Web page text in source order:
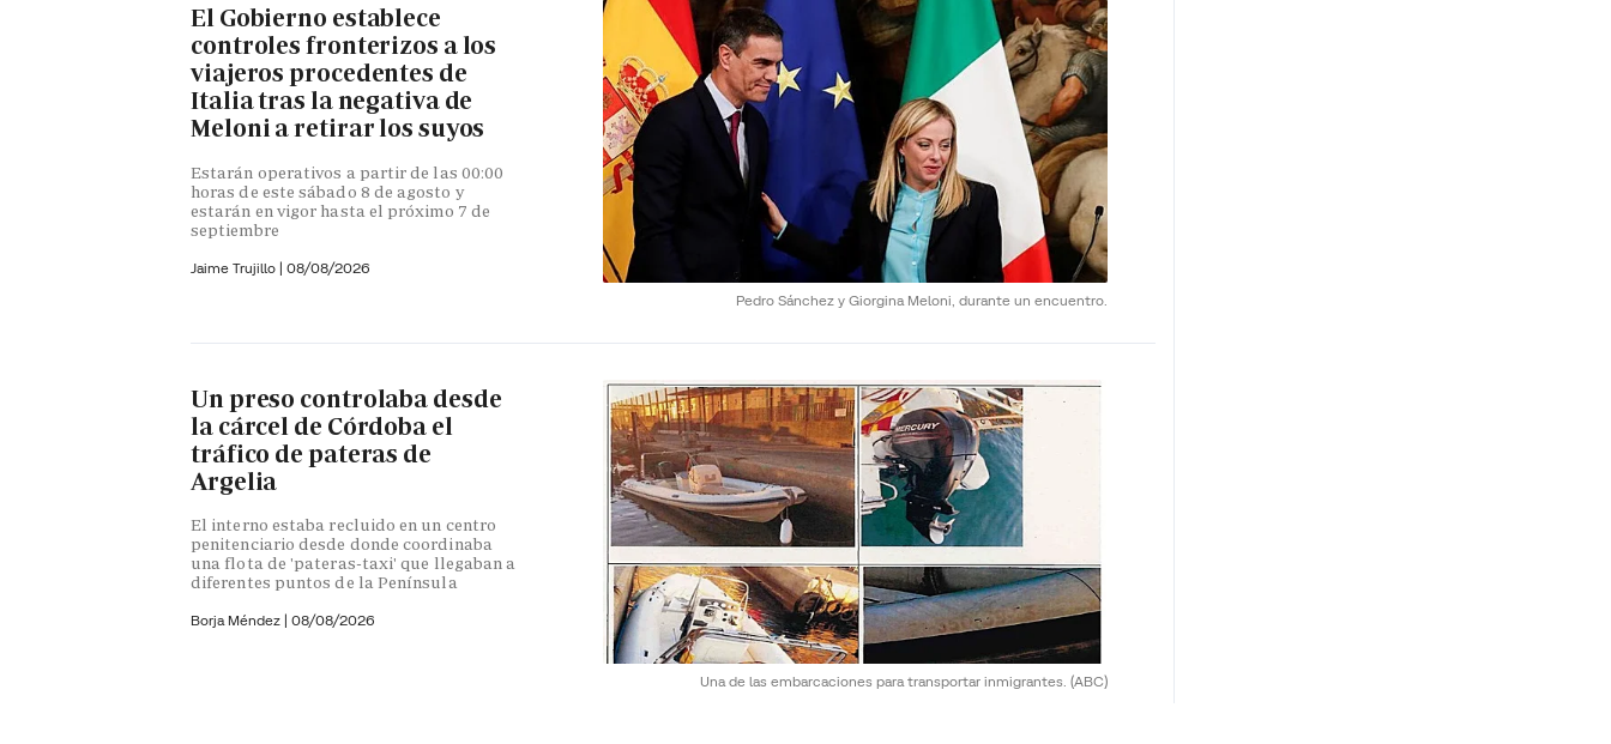
Pedro Sánchez y Giorgina Meloni, durante un encuentro.
El Gobierno establece
controles fronterizos a los
viajeros procedentes de
Italia tras la negativa de
Meloni a retirar los suyos
Estarán operativos a partir de las 00:00
horas de este sábado 8 de agosto y
estarán en vigor hasta el próximo 7 de
septiembre
Jaime Trujillo | 08/08/2026
Una de las embarcaciones para transportar inmigrantes. (ABC)
Un preso controlaba desde
la cárcel de Córdoba el
tráfico de pateras de
Argelia
El interno estaba recluido en un centro
penitenciario desde donde coordinaba
una flota de 'pateras-taxi' que llegaban a
diferentes puntos de la Península
Borja Méndez | 08/08/2026